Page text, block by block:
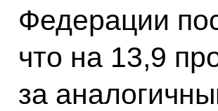
Федерации
что на 13,9
за